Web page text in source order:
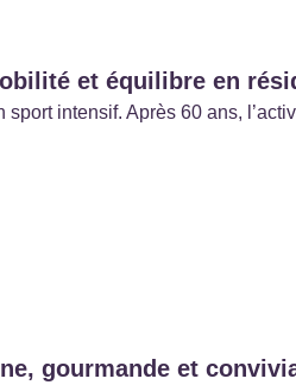
et équilibre en
intensif. Après 60 ans,
gourmande et